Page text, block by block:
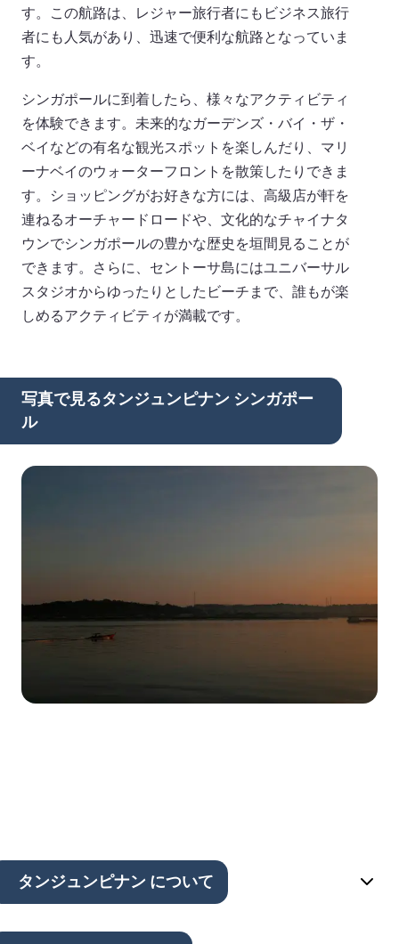
す。この航路は、レジャー旅行者にもビジネス旅行
者にも人気があり、迅速で便利な航路となっていま
す。
シンガポールに到着したら、様々なアクティビティ
を体験できます。未来的なガーデンズ・バイ・ザ・
ベイなどの有名な観光スポットを楽しんだり、マリ
ーナベイのウォーターフロントを散策したりできま
す。ショッピングがお好きな方には、高級店が軒を
連ねるオーチャードロードや、文化的なチャイナタ
ウンでシンガポールの豊かな歴史を垣間見ることが
できます。さらに、セントーサ島にはユニバーサル
スタジオからゆったりとしたビーチまで、誰もが楽
しめるアクティビティが満載です。
写真で見るタンジュンピナン シンガポー
ル
タンジュンピナン について